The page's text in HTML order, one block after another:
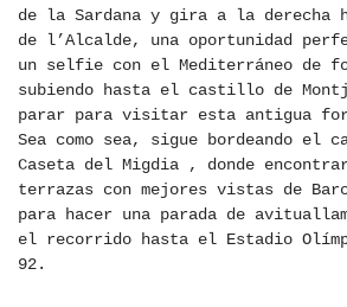
de la Sardana y gira a la derecha
de l’Alcalde, una oportunidad
un selfie con el Mediterráneo de
subiendo hasta el castillo de
parar para visitar esta antigua
Sea como sea, sigue bordeando
Caseta del Migdia , donde
terrazas con mejores vistas de
para hacer una parada de
el recorrido hasta el Estadio
92.